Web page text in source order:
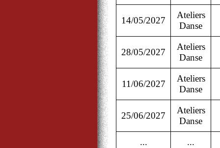
14/05/2027
Ateliers
Danse
28/05/2027
Ateliers
Danse
11/06/2027
Ateliers
Danse
25/06/2027
Ateliers
Danse
... ...